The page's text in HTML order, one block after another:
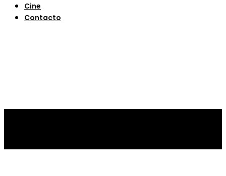
Cine
Contacto